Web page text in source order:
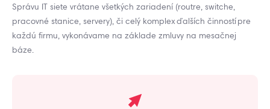
Správu IT siete vrátane všetkých zariadení (routre, switche,
pracovné stanice, servery), či celý komplex ďalších činností pre
každú firmu, vykonávame na základe zmluvy na mesačnej
báze.